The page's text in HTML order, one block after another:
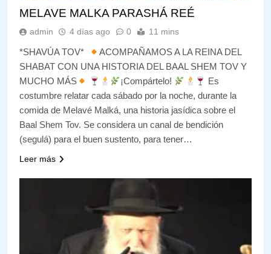
MELAVE MALKA PARASHÁ REÉ
admin 4 días ago 0 11 mins
*SHAVÚA TOV*
ACOMPAÑAMOS A LA REINA DEL
SHABAT CON UNA HISTORIA DEL BAAL SHEM TOV Y
MUCHO MÁS
¡Compártelo!
Es
costumbre relatar cada sábado por la noche, durante la
comida de Melavé Malká, una historia jasídica sobre el
Baal Shem Tov. Se considera un canal de bendición
(segulá) para el buen sustento, para tener…
Leer más